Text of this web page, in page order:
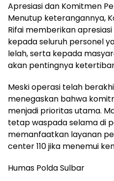
Apresiasi dan Komitmen
Menutup keterangannya,
Rifai memberikan
kepada seluruh personel
lelah, serta kepada
akan pentingnya
Meski operasi telah
menegaskan bahwa
menjadi prioritas utama.
tetap waspada selama di
memanfaatkan layanan
center 110 jika menemui
Humas Polda Sulbar